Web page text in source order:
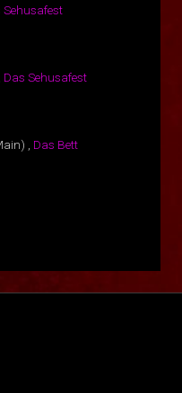
Sehusafest
Das Sehusafest
Das Bett